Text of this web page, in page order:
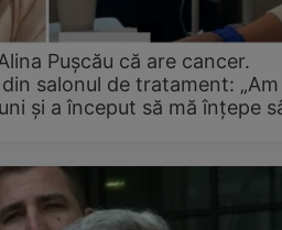
Pușcău că are cancer.
salonul de tratament:
și a început să mă înțepe